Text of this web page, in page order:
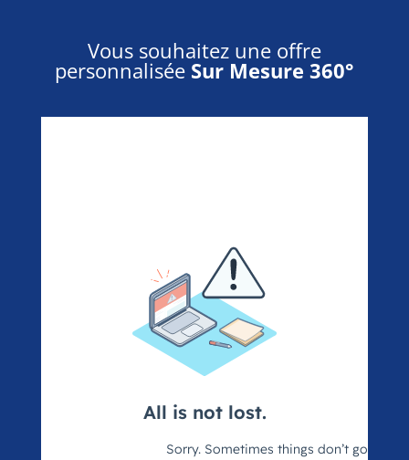
Vous souhaitez une offre
personnalisée Sur Mesure 360°